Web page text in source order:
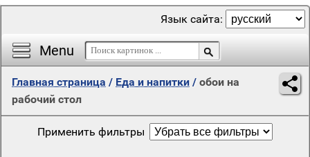
Menu
Язык сайта:
Главная страница / Еда и напитки / обои на
рабочий стол
Применить фильтры